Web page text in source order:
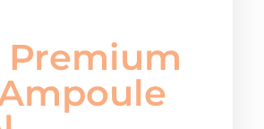
Premium